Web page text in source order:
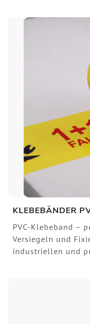
KLEBEBÄNDER
PVC-Klebeband –
Versiegeln und
industriellen und